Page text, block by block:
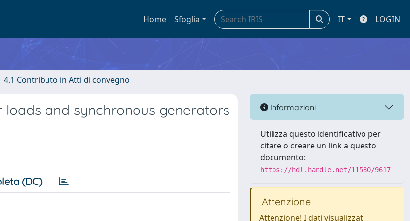
Home Sfoglia IT LOGIN
4.1 Contributo in Atti di convegno
and synchronous generators
(DC)
Informazioni
Utilizza questo identificativo per
citare o creare un link a questo
documento:
https://hdl.handle.net/11580/9617
Attenzione
Attenzione! I dati visualizzati